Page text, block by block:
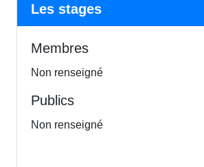
Les stages
Membres
Non renseigné
Publics
Non renseigné